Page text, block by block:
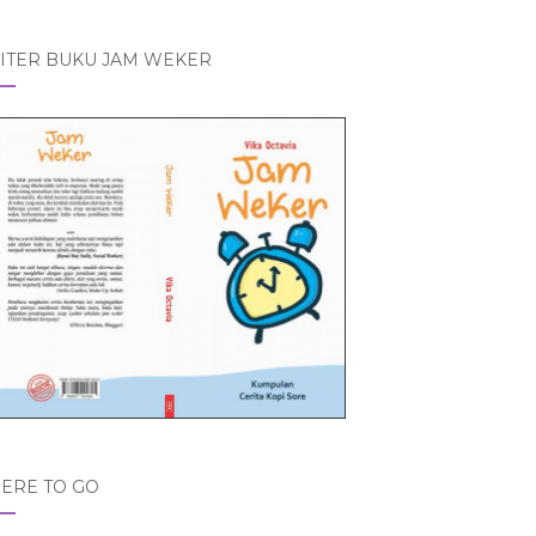
BUKU JAM WEKER
TO GO